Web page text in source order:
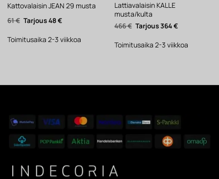
Kattovalaisin JEAN 29 musta
61€ Alkuperäinen
hinta
61 €.
48€Nykyinen
48 €.
Toimitusaika 2-3 viikkoa
Lattiavalaisin KALLE
musta/kulta
466€ Alkuperäinen
hinta
466 €.
364€Nykyinen
364 €.
Toimitusaika 2-3 viikkoa